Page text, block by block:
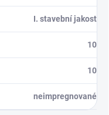
I. stavební jakost
10
10
neimpregnované